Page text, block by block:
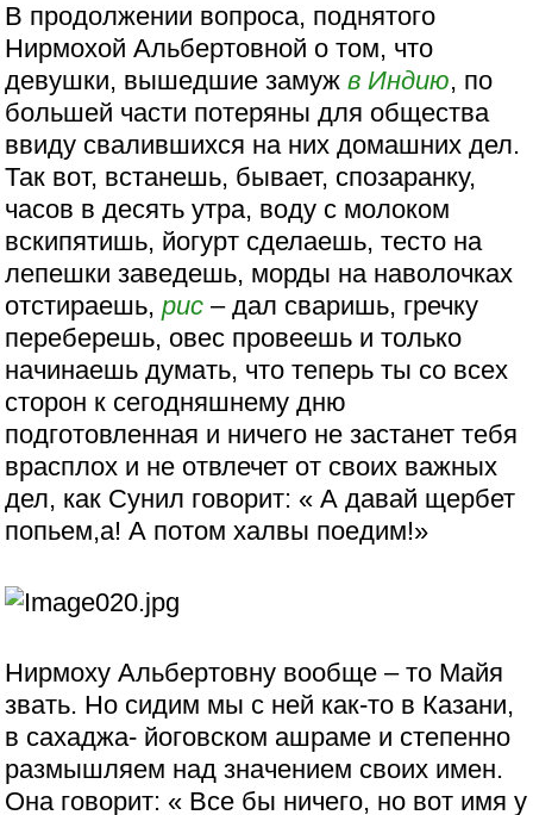
В продолжении вопроса, поднятого
Нирмохой Альбертовной о том, что
девушки, вышедшие замужв Индию, по
большей части потеряны для общества
ввиду свалившихся на них домашних дел.
Так вот, встанешь, бывает, спозаранку,
часов в десять утра, воду с молоком
вскипятишь, йогурт сделаешь, тесто на
лепешки заведешь, морды на наволочках
отстираешь,рис – дал сваришь, гречку
переберешь, овес провеешь и только
начинаешь думать, что теперь ты со всех
сторон к сегодняшнему дню
подготовленная и ничего не застанет тебя
врасплох и не отвлечет от своих важных
дел, как Сунил говорит: « А давай щербет
попьем,а! А потом халвы поедим!»
Нирмоху Альбертовну вообще – то Майя
звать. Но сидим мы с ней как-то в Казани,
в сахаджа- йоговском ашраме и степенно
размышляем над значением своих имен.
Она говорит: « Все бы ничего, но вот имя у